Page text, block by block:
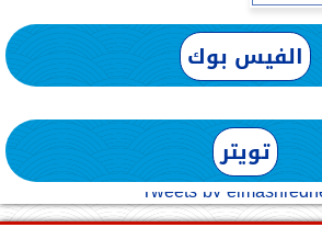
الفيس بوك
تويتر
Tweets by